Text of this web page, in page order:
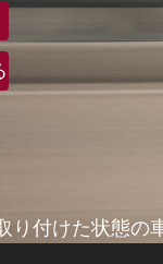
付けた状態の